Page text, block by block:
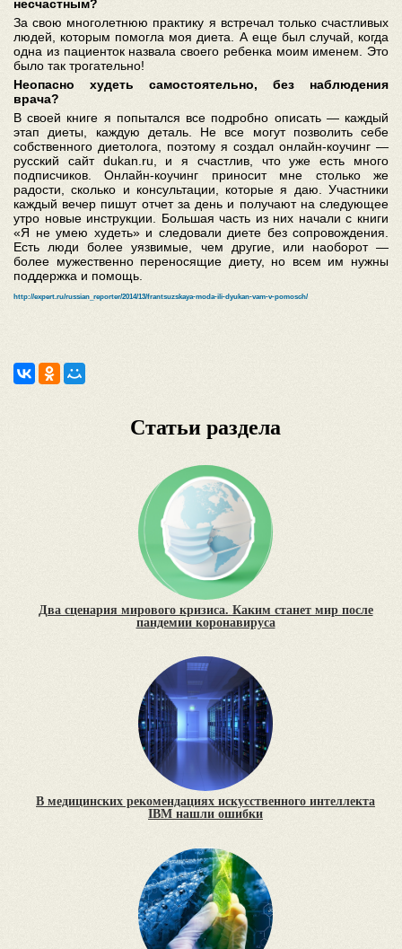
несчастным?
За свою многолетнюю практику я встречал только счастливых
людей, которым помогла моя диета. А еще был случай, когда
одна из пациенток назвала своего ребенка моим именем. Это
было так трогательно!
Неопасно худеть самостоятельно, без наблюдения
врача?
В своей книге я попытался все подробно описать — каждый
этап диеты, каждую деталь. Не все могут позволить себе
собственного диетолога, поэтому я создал онлайн-коучинг —
русский сайт dukan.ru, и я счастлив, что уже есть много
подписчиков. Онлайн-коучинг приносит мне столько же
радости, сколько и консультации, которые я даю. Участники
каждый вечер пишут отчет за день и получают на следующее
утро новые инструкции. Большая часть из них начали с книги
«Я не умею худеть» и следовали диете без сопровождения.
Есть люди более уязвимые, чем другие, или наоборот —
более мужественно переносящие диету, но всем им нужны
поддержка и помощь.
http://expert.ru/russian_reporter/2014/13/frantsuzskaya-moda-ili-dyukan-vam-v-pomosch/
Статьи раздела
Два сценария мирового кризиса. Каким станет мир после
пандемии коронавируса
В медицинских рекомендациях искусственного интеллекта
IBM нашли ошибки